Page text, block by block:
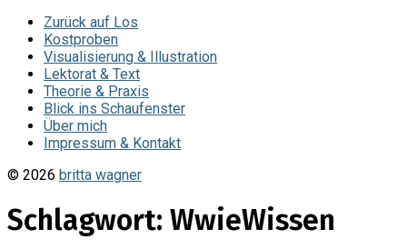
Zurück auf Los
Kostproben
Visualisierung & Illustration
Lektorat & Text
Theorie & Praxis
Blick ins Schaufenster
Über mich
Impressum & Kontakt
© 2026 britta wagner
Schlagwort: WwieWissen